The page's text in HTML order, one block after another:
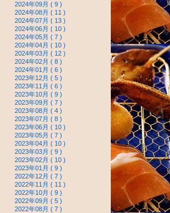
2024年09月 ( 9 )
2024年08月 ( 11 )
2024年07月 ( 13 )
2024年06月 ( 10 )
2024年05月 ( 7 )
2024年04月 ( 10 )
2024年03月 ( 12 )
2024年02月 ( 8 )
2024年01月 ( 6 )
2023年12月 ( 5 )
2023年11月 ( 6 )
2023年10月 ( 9 )
2023年09月 ( 7 )
2023年08月 ( 4 )
2023年07月 ( 8 )
2023年06月 ( 10 )
2023年05月 ( 7 )
2023年04月 ( 10 )
2023年03月 ( 9 )
2023年02月 ( 10 )
2023年01月 ( 9 )
2022年12月 ( 7 )
2022年11月 ( 11 )
2022年10月 ( 9 )
2022年09月 ( 5 )
2022年08月 ( 7 )